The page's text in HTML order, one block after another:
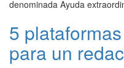
denominada Ayuda
5
para un